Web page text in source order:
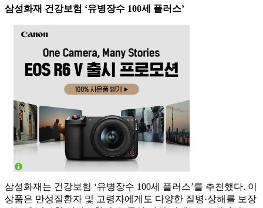
삼성화재 건강보험 ‘유병장수 100세 플러스’
삼성화재는 건강보험 ‘유병장수 100세 플러스’를 추천했다. 이
상품은 만성질환자 및 고령자에게도 다양한 질병·상해를 보장